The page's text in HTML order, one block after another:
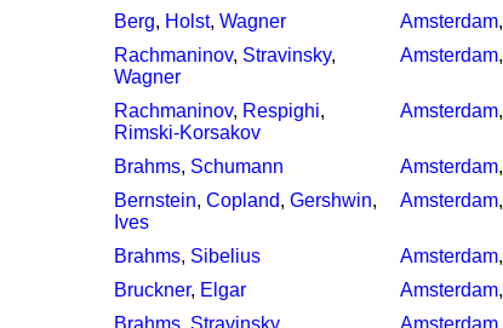
Berg, Holst, Wagner Amsterdam,
Rachmaninov, Stravinsky,
Wagner
Amsterdam,
Rachmaninov, Respighi,
Rimski-Korsakov
Amsterdam,
Brahms, Schumann Amsterdam,
Bernstein, Copland, Gershwin,
Ives
Amsterdam,
Brahms, Sibelius Amsterdam,
Bruckner, Elgar Amsterdam,
Brahms, Stravinsky Amsterdam,